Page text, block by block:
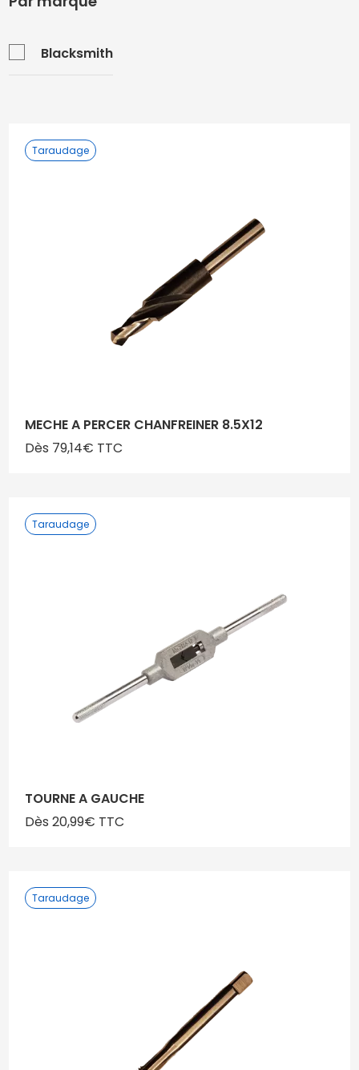
Blacksmith
Taraudage
MECHE A PERCER CHANFREINER 8.5X12
Dès 79,14€ TTC
Taraudage
TOURNE A GAUCHE
Dès 20,99€ TTC
Taraudage